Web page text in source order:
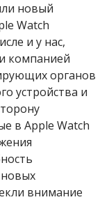
новый
Watch
и у нас,
компанией
органов
устройства и
в Apple Watch
внимание